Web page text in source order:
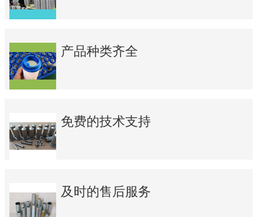
产品种类齐全
免费的技术支持
及时的售后服务